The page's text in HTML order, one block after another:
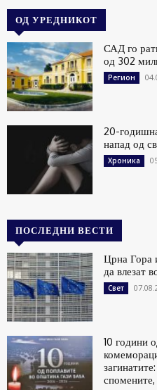
ОД УРЕДНИКОТ
САД го
од 302
Регион
20-
напад од
Хроника
ПОСЛЕДНИ ВЕСТИ
Црна Гора
да влезат
Свет
10 години
спомените,